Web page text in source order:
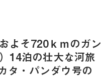
よそ720ｋｍのガン
14泊の壮大な河旅
タ・パンダウ号の